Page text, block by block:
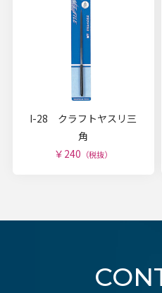
I-28 クラフトヤスリ三
角
￥240 （税抜）